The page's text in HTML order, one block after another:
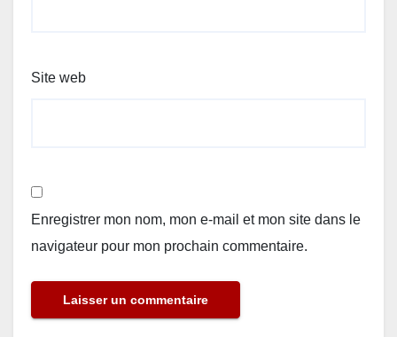
Site web
Enregistrer mon nom, mon e-mail et mon site dans le
navigateur pour mon prochain commentaire.